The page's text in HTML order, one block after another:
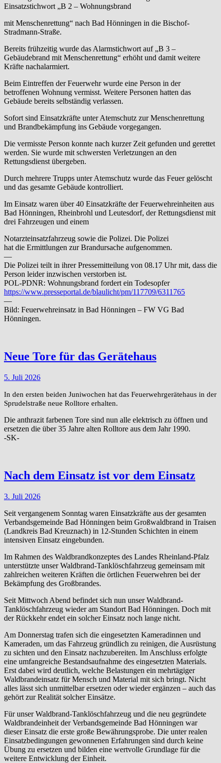
Einsatzstichwort „B 2 – Wohnungsbrand
mit Menschenrettung“ nach Bad Hönningen in die Bischof-
Stradmann-Straße.
Bereits frühzeitig wurde das Alarmstichwort auf „B 3 –
Gebäudebrand mit Menschenrettung“ erhöht und damit weitere
Kräfte nachalarmiert.
Beim Eintreffen der Feuerwehr wurde eine Person in der
betroffenen Wohnung vermisst. Weitere Personen hatten das
Gebäude bereits selbständig verlassen.
Sofort sind Einsatzkräfte unter Atemschutz zur Menschenrettung
und Brandbekämpfung ins Gebäude vorgegangen.
Die vermisste Person konnte nach kurzer Zeit gefunden und gerettet
werden. Sie wurde mit schwersten Verletzungen an den
Rettungsdienst übergeben.
Durch mehrere Trupps unter Atemschutz wurde das Feuer gelöscht
und das gesamte Gebäude kontrolliert.
Im Einsatz waren über 40 Einsatzkräfte der Feuerwehreinheiten aus
Bad Hönningen, Rheinbrohl und Leutesdorf, der Rettungsdienst mit
drei Fahrzeugen und einem
Notarzteinsatzfahrzeug sowie die Polizei. Die Polizei
hat die Ermittlungen zur Brandursache aufgenommen.
—
Die Polizei teilt in ihrer Pressemitteilung von 08.17 Uhr mit, dass die
Person leider inzwischen verstorben ist.
POL-PDNR: Wohnungsbrand fordert ein Todesopfer
https://www.presseportal.de/blaulicht/pm/117709/6311765
—
Bild: Feuerwehreinsatz in Bad Hönningen – FW VG Bad
Hönningen.
Neue Tore für das Gerätehaus
5. Juli 2026
In den ersten beiden Juniwochen hat das Feuerwehrgerätehaus in der
Sprudelstraße neue Rolltore erhalten.
Die anthrazit farbenen Tore sind nun alle elektrisch zu öffnen und
ersetzen die über 35 Jahre alten Rolltore aus dem Jahr 1990.
-SK-
Nach dem Einsatz ist vor dem Einsatz
3. Juli 2026
Seit vergangenem Sonntag waren Einsatzkräfte aus der gesamten
Verbandsgemeinde Bad Hönningen beim Großwaldbrand in Traisen
(Landkreis Bad Kreuznach) in 12-Stunden Schichten in einem
intensiven Einsatz eingebunden.
Im Rahmen des Waldbrandkonzeptes des Landes Rheinland-Pfalz
unterstützte unser Waldbrand-Tanklöschfahrzeug gemeinsam mit
zahlreichen weiteren Kräften die örtlichen Feuerwehren bei der
Bekämpfung des Großbrandes.
Seit Mittwoch Abend befindet sich nun unser Waldbrand-
Tanklöschfahrzeug wieder am Standort Bad Hönningen. Doch mit
der Rückkehr endet ein solcher Einsatz noch lange nicht.
Am Donnerstag trafen sich die eingesetzten Kameradinnen und
Kameraden, um das Fahrzeug gründlich zu reinigen, die Ausrüstung
zu sichten und den Einsatz nachzubereiten. Im Anschluss erfolgte
eine umfangreiche Bestandsaufnahme des eingesetzten Materials.
Erst dabei wird deutlich, welche Belastungen ein mehrtägiger
Waldbrandeinsatz für Mensch und Material mit sich bringt. Nicht
alles lässt sich unmittelbar ersetzen oder wieder ergänzen – auch das
gehört zur Realität solcher Einsätze.
Für unser Waldbrand-Tanklöschfahrzeug und die neu gegründete
Waldbrandeinheit der Verbandsgemeinde Bad Hönningen war
dieser Einsatz die erste große Bewährungsprobe. Die unter realen
Einsatzbedingungen gewonnenen Erfahrungen sind durch keine
Übung zu ersetzen und bilden eine wertvolle Grundlage für die
weitere Entwicklung der Einheit.